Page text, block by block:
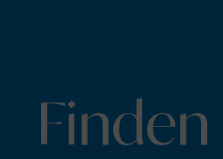
Finden